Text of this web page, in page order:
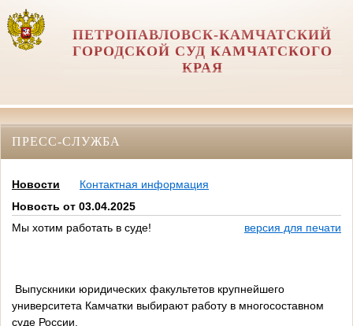
ПЕТРОПАВЛОВСК-КАМЧАТСКИЙ
ГОРОДСКОЙ СУД КАМЧАТСКОГО
КРАЯ
ПРЕСС-СЛУЖБА
Новости
Контактная информация
Новость от 03.04.2025
Мы хотим работать в суде!
версия для печати
Выпускники юридических факультетов крупнейшего
университета Камчатки выбирают работу в многосоставном
суде России.